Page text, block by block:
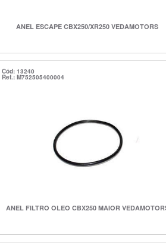
ANEL ESCAPE CBX250/XR250 VEDAMOTORS
Cód: 13240
Ref.: M752505400004
ANEL FILTRO OLEO CBX250 MAIOR